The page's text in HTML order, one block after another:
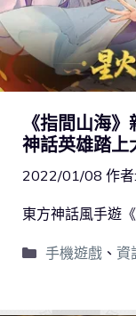
《指間山海
神話英雄踏上
2022/01/08 作者:
東方神話風手遊
手機遊戲、 資